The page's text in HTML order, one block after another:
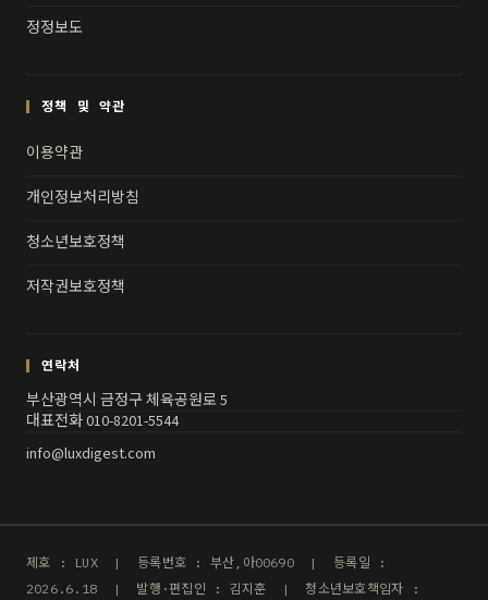
정정보도
정책 및 약관
이용약관
개인정보처리방침
청소년보호정책
저작권보호정책
연락처
부산광역시 금정구 체육공원로 5
대표전화 010-8201-5544
info@luxdigest.com
제호 : LUX | 등록번호 : 부산,아00690 | 등록일 :
2026.6.18 | 발행·편집인 : 김지훈 | 청소년보호책임자 :